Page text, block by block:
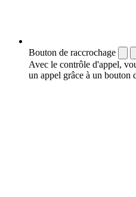
Bouton de raccrochage
Avec le contrôle d'appel,
un appel grâce à un bouton